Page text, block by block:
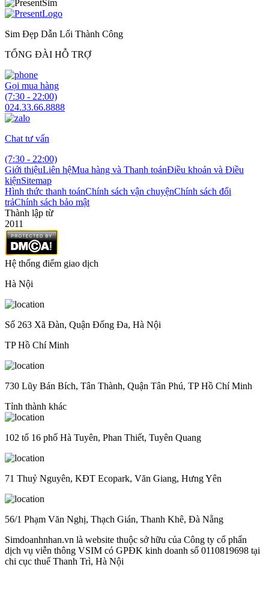
Sim Đẹp Dẫn Lối Thành Công
TỔNG ĐÀI HỖ TRỢ
Gọi mua hàng
(7:30 - 22:00)
024.33.66.8888
Chat tư vấn
(7:30 - 22:00)
Giới thiệuLiên hệMua hàng và Thanh toánĐiều khoản và Điều
kiệnSitemap
Hình thức thanh toánChính sách vận chuyệnChính sách đổi
trảChính sách bảo mật
Thành lập từ
2011
Hệ thống điểm giao dịch
Hà Nội
Số 263 Xã Đàn, Quận Đống Đa, Hà Nội
TP Hồ Chí Minh
730 Lũy Bán Bích, Tân Thành, Quận Tân Phú, TP Hồ Chí Minh
Tỉnh thành khác
102 tổ 16 phố Hà Tuyên, Phan Thiết, Tuyên Quang
71 Thuỷ Nguyên, KĐT Ecopark, Văn Giang, Hưng Yên
56/1 Phạm Văn Nghị, Thạch Gián, Thanh Khê, Đà Nẵng
Simdoanhnhan.vn là website thuộc sở hữu của Công ty cổ phẩn
dịch vụ viễn thông VSIM có GPĐK kinh doanh số 0110819698 tại
chi cục thuế Thanh Trì, Hà Nội